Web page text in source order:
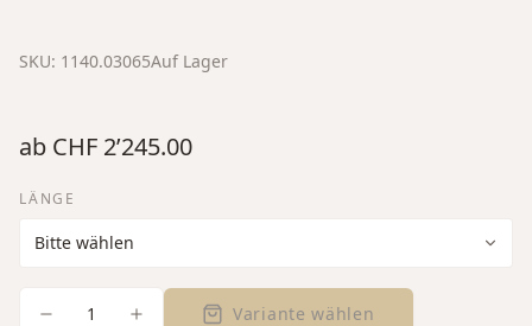
SKU: 1140.03065Auf Lager
ab CHF 2’245.00
LÄNGE
1 Variante wählen